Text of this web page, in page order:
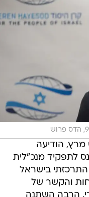
הודיעה
לתפקיד מנכ"לית
בישראל
והקשר של